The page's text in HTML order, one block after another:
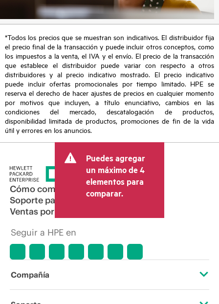
*Todos los precios que se muestran son indicativos. El distribuidor fija
el precio final de la transacción y puede incluir otros conceptos, como
los impuestos a la venta, el IVA y el envío. El precio de la transacción
que establece el distribuidor puede variar con respecto a otros
distribuidores y al precio indicativo mostrado. El precio indicativo
puede incluir ofertas promocionales por tiempo limitado. HPE se
reserva el derecho de hacer ajustes de precios en cualquier momento
por motivos que incluyen, a título enunciativo, cambios en las
condiciones del mercado, descatalogación de productos,
disponibilidad limitada de productos, promociones de fin de la vida
útil y errores en los anuncios.
Puedes agregar
un máximo de 4
elementos para
comparar.
Cómo comprar
Soporte para productos
Ventas por correo electrónico
Seguir a HPE en
Compañía
Acerca de HPE